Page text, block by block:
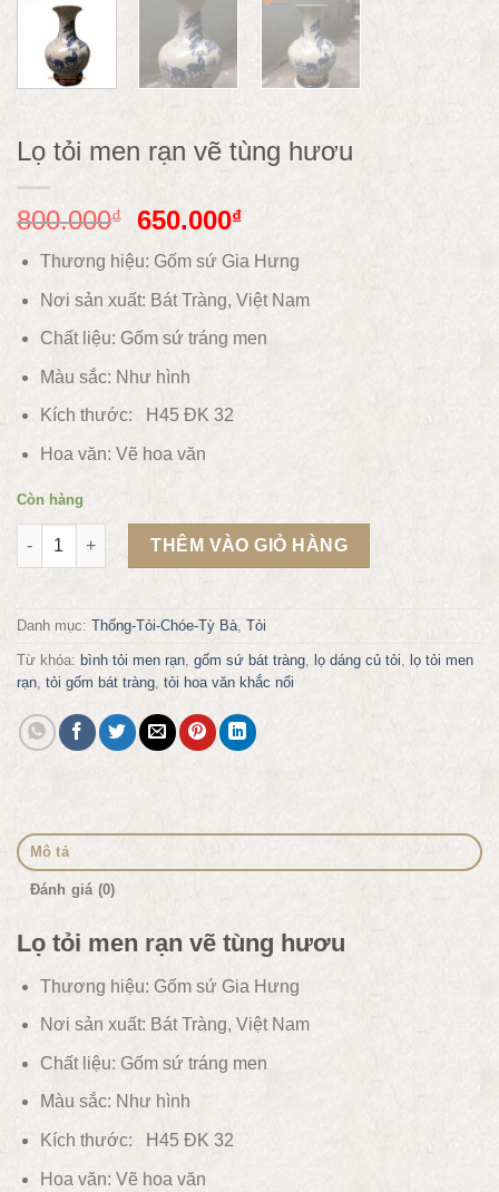
Lọ tỏi men rạn vẽ tùng hươu
800.000₫ 650.000₫
Thương hiệu: Gốm sứ Gia Hưng
Nơi sản xuất: Bát Tràng, Việt Nam
Chất liệu: Gốm sứ tráng men
Màu sắc: Như hình
Kích thước: H45 ĐK 32
Hoa văn: Vẽ hoa văn
Còn hàng
Lọ tỏi men rạn vẽ tùng hươu số lượng
THÊM VÀO GIỎ HÀNG
Danh mục: Thống-Tỏi-Chóe-Tỳ Bà, Tỏi
Từ khóa: bình tỏi men rạn, gốm sứ bát tràng, lọ dáng củ tỏi, lọ tỏi men
rạn, tỏi gốm bát tràng, tỏi hoa văn khắc nổi
Mô tả
Đánh giá (0)
Lọ tỏi men rạn vẽ tùng hươu
Thương hiệu: Gốm sứ Gia Hưng
Nơi sản xuất: Bát Tràng, Việt Nam
Chất liệu: Gốm sứ tráng men
Màu sắc: Như hình
Kích thước: H45 ĐK 32
Hoa văn: Vẽ hoa văn